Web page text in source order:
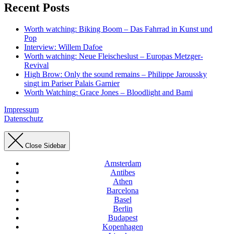
Recent Posts
Worth watching: Biking Boom – Das Fahrrad in Kunst und
Pop
Interview: Willem Dafoe
Worth watching: Neue Fleischeslust – Europas Metzger-
Revival
High Brow: Only the sound remains – Philippe Jaroussky
singt im Pariser Palais Garnier
Worth Watching: Grace Jones – Bloodlight and Bami
Impressum
Datenschutz
Close Sidebar
Amsterdam
Antibes
Athen
Barcelona
Basel
Berlin
Budapest
Kopenhagen